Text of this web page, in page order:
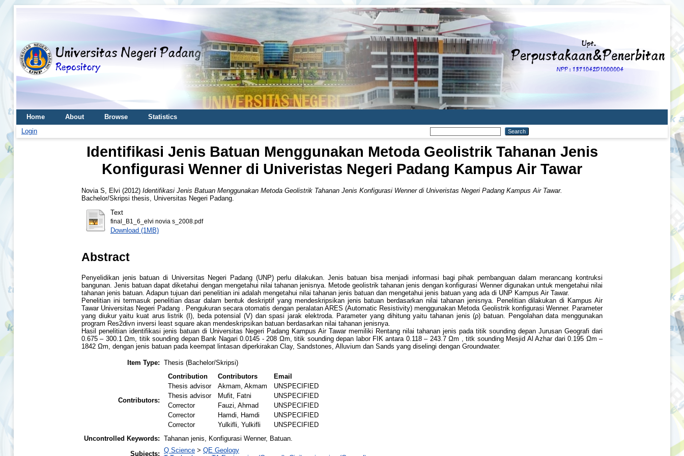
Home About Browse
Statistics
Login
Identifikasi Jenis Batuan Menggunakan Metoda Geolistrik Tahanan Jenis
Konfigurasi Wenner di Univeristas Negeri Padang Kampus Air Tawar
Novia S, Elvi (2012) Identifikasi Jenis Batuan Menggunakan Metoda Geolistrik Tahanan Jenis Konfigurasi Wenner di Univeristas Negeri Padang Kampus Air Tawar.
Bachelor/Skripsi thesis, Universitas Negeri Padang.
Text
final_B1_6_elvi novia s_2008.pdf
Download (1MB)
Abstract
Penyelidikan jenis batuan di Universitas Negeri Padang (UNP) perlu dilakukan. Jenis batuan bisa menjadi informasi bagi pihak pembanguan dalam merancang kontruksi
bangunan. Jenis batuan dapat diketahui dengan mengetahui nilai tahanan jenisnya. Metode geolistrik tahanan jenis dengan konfigurasi Wenner digunakan untuk mengetahui nilai
tahanan jenis batuan. Adapun tujuan dari penelitian ini adalah mengetahui nilai tahanan jenis batuan dan mengetahui jenis batuan yang ada di UNP Kampus Air Tawar.
Penelitian ini termasuk penelitian dasar dalam bentuk deskriptif yang mendeskripsikan jenis batuan berdasarkan nilai tahanan jenisnya. Penelitian dilakukan di Kampus Air
Tawar Universitas Negeri Padang . Pengukuran secara otomatis dengan peralatan ARES (Automatic Resistivity) menggunakan Metoda Geolistrik konfigurasi Wenner. Parameter
yang diukur yaitu kuat arus listrik (I), beda potensial (V) dan spasi jarak elektroda. Parameter yang dihitung yaitu tahanan jenis (ρ) batuan. Pengolahan data menggunakan
program Res2divn inversi least square akan mendeskripsikan batuan berdasarkan nilai tahanan jenisnya.
Hasil penelitian identifikasi jenis batuan di Universitas Negeri Padang Kampus Air Tawar memiliki Rentang nilai tahanan jenis pada titik sounding depan Jurusan Geografi dari
0.675 – 300.1 Ωm, titik sounding depan Bank Nagari 0.0145 - 208 Ωm, titik sounding depan labor FIK antara 0.118 – 243.7 Ωm , titk sounding Mesjid Al Azhar dari 0.195 Ωm –
1842 Ωm, dengan jenis batuan pada keempat lintasan diperkirakan Clay, Sandstones, Alluvium dan Sands yang diselingi dengan Groundwater.
Item Type: Thesis (Bachelor/Skripsi)
Contributors:
Contribution Contributors
Email
Thesis advisor
Akmam, Akmam
UNSPECIFIED
Thesis advisor
Mufit, Fatni
UNSPECIFIED
Corrector
Fauzi, Ahmad
UNSPECIFIED
Corrector
Hamdi, Hamdi
UNSPECIFIED
Corrector
Yulkifli, Yulkifli
UNSPECIFIED
Uncontrolled Keywords: Tahanan jenis, Konfigurasi Wenner, Batuan.
Subjects: Q Science > QE Geology